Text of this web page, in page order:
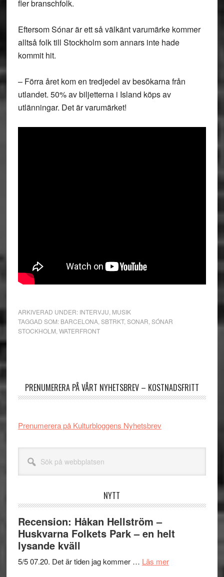
fler branschfolk.
Eftersom Sónar är ett så välkänt varumärke kommer
alltså folk till Stockholm som annars inte hade
kommit hit.
– Förra året kom en tredjedel av besökarna från
utlandet. 50% av biljetterna i Island köps av
utlänningar. Det är varumärket!
ARKIVERAD UNDER: INTERVJU MUSIK
TAGGAD SOM: BARCELONA, SBTRKT, SONAR SÓNAR
STOCKHOLM WATERFRONT
PRENUMERERA PÅ VÅRT NYHETSBREV – KOSTNADSFRITT
Prenumerera på Kulturbloggens Nyhetsbrev
webbplatsen
NYTT
Recension: Håkan Hellström –
Huskvarna Folkets Park – en helt
lysande kväll
5/5 07.20. Det är tiden jag kommer … Läs merom